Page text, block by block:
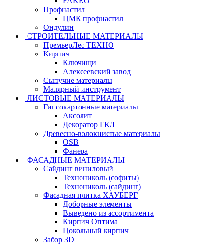
Профнастил
ЦМК профнастил
Ондулин
СТРОИТЕЛЬНЫЕ МАТЕРИАЛЫ
ПремьерЛес ТЕХНО
Кирпич
Ключищи
Алексеевский завод
Сыпучие материалы
Малярный инструмент
ЛИСТОВЫЕ МАТЕРИАЛЫ
Гипсокартонные материалы
Аксолит
Декоратор ГКЛ
Древесно-волокнистые материалы
OSB
Фанера
ФАСАДНЫЕ МАТЕРИАЛЫ
Сайдинг виниловый
Технониколь (софиты)
Технониколь (сайдинг)
Фасадная плитка ХАУБЕРГ
Доборные элементы
Выведено из ассортимента
Кирпич Оптима
Цокольный кирпич
Забор 3D